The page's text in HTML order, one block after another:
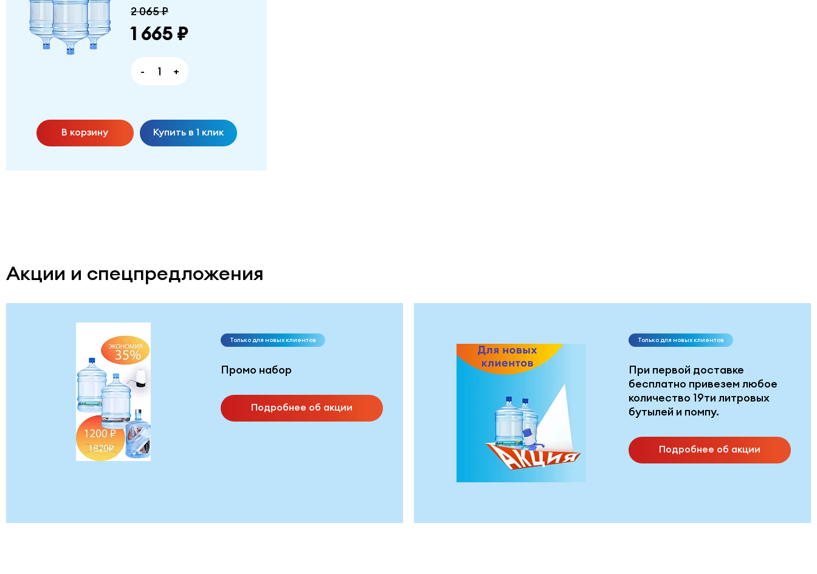
2 065 ₽
1 665 ₽
- +
В корзину Купить в 1 клик
Акции и спецпредложения
Только для новых клиентов
Промо набор
Подробнее об акции
Только для новых клиентов
При первой доставке
бесплатно привезем любое
количество 19ти литровых
бутылей и помпу.
Подробнее об акции